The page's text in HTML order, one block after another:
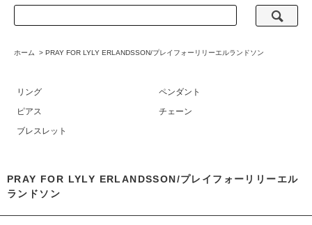
ホーム > PRAY FOR LYLY ERLANDSSON/プレイフォーリリーエルランドソン
リング
ペンダント
ピアス
チェーン
ブレスレット
PRAY FOR LYLY ERLANDSSON/プレイフォーリリーエル
ランドソン